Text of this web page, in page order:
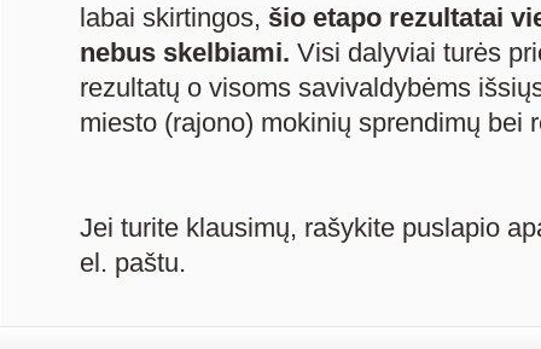
labai skirtingos, šio etapo rezultatai
nebus skelbiami. Visi dalyviai turės
rezultatų o visoms savivaldybėms
miesto (rajono) mokinių sprendimų bei
Jei turite klausimų, rašykite puslapio
el. paštu.